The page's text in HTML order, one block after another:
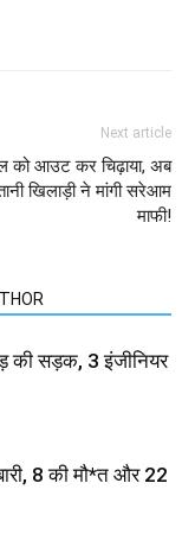
Next article
को आउट कर चिढ़ाया, अब
खिलाड़ी ने मांगी सरेआम
माफी!
की सड़क, 3 इंजीनियर
8 की मौ*त और 22